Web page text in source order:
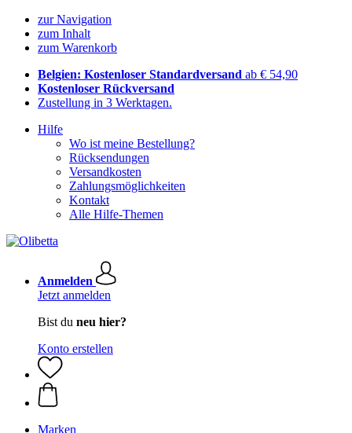
zur Navigation
zum Inhalt
zum Warenkorb
Belgien: Kostenloser Standardversand ab € 54,90
Kostenloser Rückversand
Zustellung in 3 Werktagen.
Hilfe
Wo ist meine Bestellung?
Rücksendungen
Versandkosten
Zahlungsmöglichkeiten
Kontakt
Alle Hilfe-Themen
Anmelden
Jetzt anmelden
Bist du neu hier?
Konto erstellen
Marken